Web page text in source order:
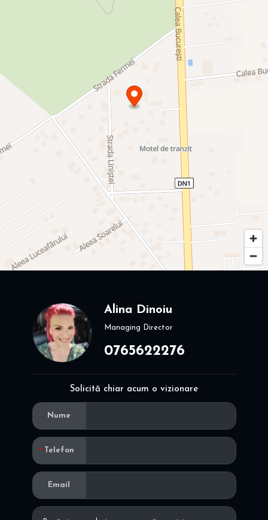
Alina Dinoiu
Managing Director
0765622276
Solicită chiar acum o vizionare
Nume
Telefon
Email